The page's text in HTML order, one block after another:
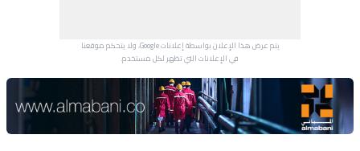
يتم عرض هذا الإعلان بواسطة إعلانات Google، ولا يتحكم موقعنا
في الإعلانات التي تظهر لكل مستخدم.
Advertisement Section